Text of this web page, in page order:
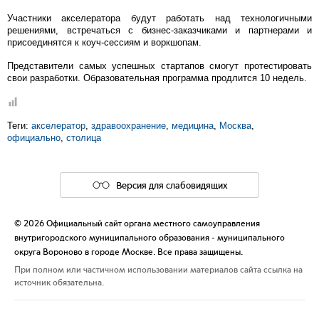
Участники акселератора будут работать над технологичными
решениями, встречаться с бизнес-заказчиками и партнерами и
присоединятся к коуч-сессиям и воркшопам.
Представители самых успешных стартапов смогут протестировать
свои разработки. Образовательная программа продлится 10 недель.
Теги: акселератор здравоохранение медицина Москва
официально столица
Версия для слабовидящих
© 2026 Официальный сайт органа местного самоуправления
внутригородского муниципального образования - муниципального
округа Вороново в городе Москве. Все права защищены.
При полном или частичном использовании материалов сайта ссылка на
источник обязательна.